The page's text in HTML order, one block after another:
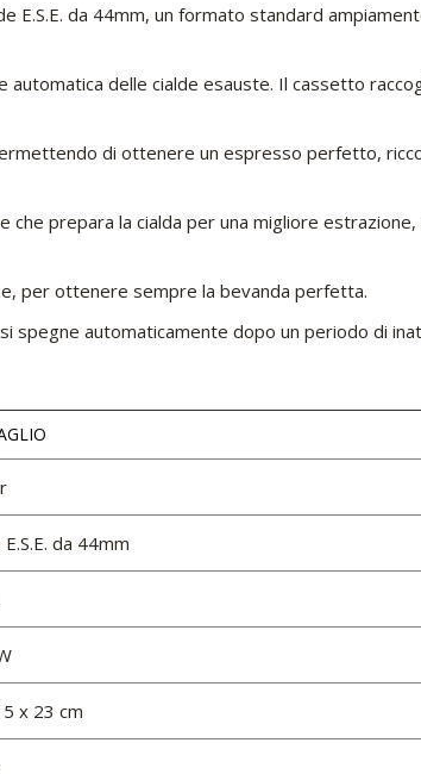
E.S.E. da 44mm, un formato standard
automatica delle cialde esauste. Il cassetto
di ottenere un espresso perfetto,
che prepara la cialda per una migliore
per ottenere sempre la bevanda perfetta.
spegne automaticamente dopo un periodo di
E.S.E. da 44mm
x 23 cm